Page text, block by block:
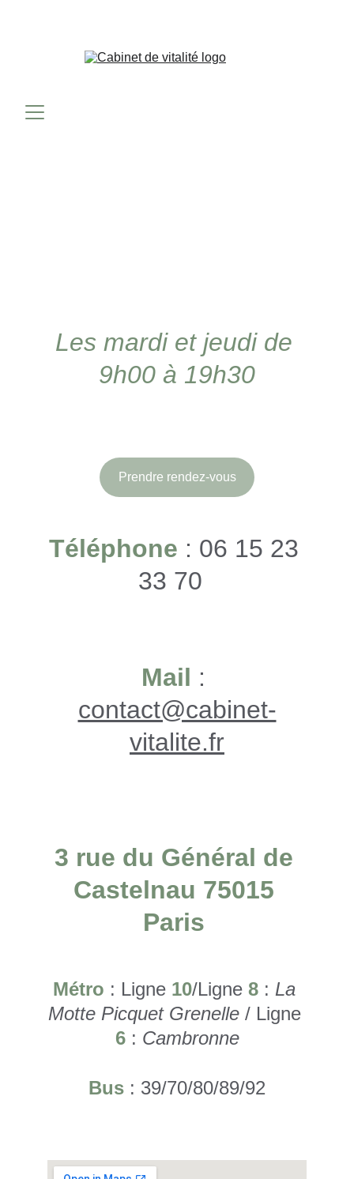
Les mardi et jeudi de
9h00 à 19h30
Téléphone : 06 15 23
33 70
Mail :
contact@cabinet-
vitalite.fr
3 rue du Général de
Castelnau 75015
Paris
Métro : Ligne 10/Ligne 8 : La
Motte Picquet Grenelle / Ligne
6 : Cambronne
Bus : 39/70/80/89/92
Prendre rendez-vous